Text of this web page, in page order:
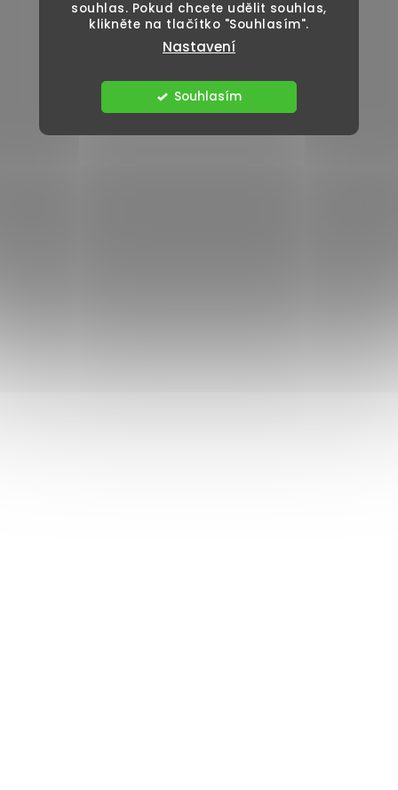
souhlas. Pokud chcete udělit souhlas,
klikněte na tlačítko "Souhlasím".
Nastavení
Souhlasím